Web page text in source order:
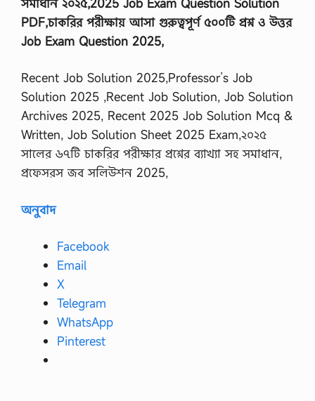
PDF,চাকরির পরীক্ষায় আসা গুরুত্বপূর্ণ ৫০০টি প্রশ্ন ও উত্তর
Job Exam Question 2025,
Recent Job Solution 2025,Professor’s Job
Solution 2025 ,Recent Job Solution, Job Solution
Archives 2025, Recent 2025 Job Solution Mcq &
Written, Job Solution Sheet 2025 Exam,২০২৫
সালের ৬৭টি চাকরির পরীক্ষার প্রশ্নের ব্যাখ্যা সহ সমাধান,
প্রফেসরস জব সলিউশন 2025,
অনুবাদ
Facebook
Email
X
Telegram
WhatsApp
Pinterest